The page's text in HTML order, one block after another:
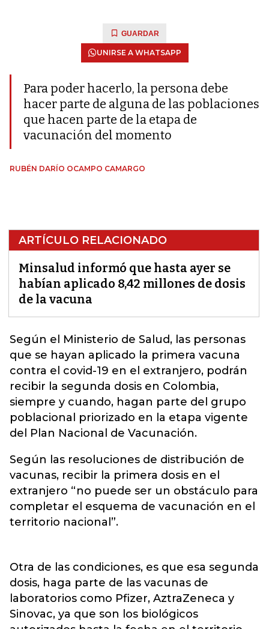
GUARDAR
UNIRSE A WHATSAPP
Para poder hacerlo, la persona debe
hacer parte de alguna de las poblaciones
que hacen parte de la etapa de
vacunación del momento
RUBÉN DARÍO OCAMPO CAMARGO
ARTÍCULO RELACIONADO
Minsalud informó que hasta ayer se
habían aplicado 8,42 millones de dosis
de la vacuna
Según el Ministerio de Salud, las personas
que se hayan aplicado la primera vacuna
contra el covid-19 en el extranjero, podrán
recibir la segunda dosis en Colombia,
siempre y cuando, hagan parte del grupo
poblacional priorizado en la etapa vigente
del Plan Nacional de Vacunación.
Según las resoluciones de distribución de
vacunas, recibir la primera dosis en el
extranjero “no puede ser un obstáculo para
completar el esquema de vacunación en el
territorio nacional”.
Otra de las condiciones, es que esa segunda
dosis, haga parte de las vacunas de
laboratorios como Pfizer, AztraZeneca y
Sinovac, ya que son los biológicos